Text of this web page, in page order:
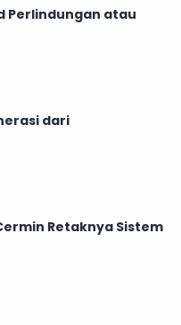
Perlindungan atau
dari
Retaknya Sistem